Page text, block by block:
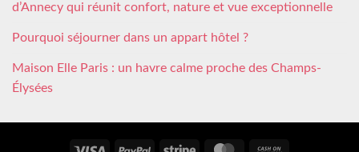
d’Annecy qui réunit confort, nature et vue exceptionnelle
Pourquoi séjourner dans un appart hôtel ?
Maison Elle Paris : un havre calme proche des Champs-
Élysées